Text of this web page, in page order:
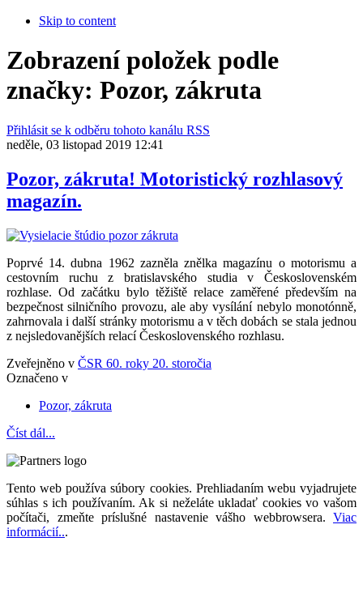
Skip to content
Zobrazení položek podle
značky: Pozor, zákruta
Přihlásit se k odběru tohoto kanálu RSS
neděle, 03 listopad 2019 12:41
Pozor, zákruta! Motoristický rozhlasový
magazín.
Poprvé 14. dubna 1962 zazněla znělka magazínu o motorismu a
cestovním ruchu z bratislavského studia v Československém
rozhlase. Od začátku bylo těžiště relace zaměřené především na
bezpečnost silničního provozu, ale aby vysílání nebylo monotónně,
zahrnovala i další stránky motorismu a v těch dobách se stala jednou
z nejsledovanějších relací Československého rozhlasu.
Zveřejněno v ČSR 60. roky 20. storočia
Označeno v
Pozor, zákruta
Číst dál...
Tento web používa súbory cookies. Prehliadaním webu vyjadrujete
súhlas s ich používaním. Ak si neželáte ukladať cookies vo vašom
počítači, zmeňte príslušné nastavenie vášho webbrowsera. Viac
informácií...